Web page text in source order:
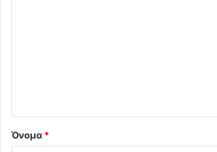
Όνομα *